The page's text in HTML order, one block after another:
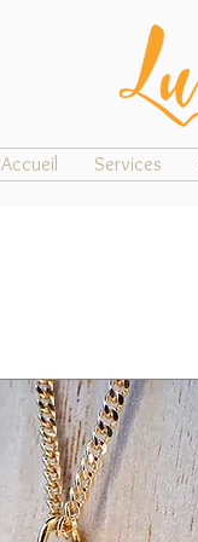
Accueil Services